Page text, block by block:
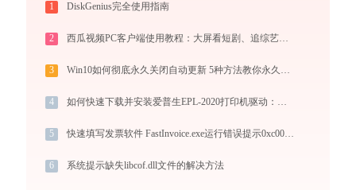
1 DiskGenius完全使用指南
2 西瓜视频PC客户端使用教程：大屏看短剧、追综艺、刷影视的高清播放指南
3 Win10如何彻底永久关闭自动更新 5种方法教你永久关闭win10自动更新
4 如何快速下载并安装爱普生EPL-2020打印机驱动：详细步骤解析
5 快速填写发票软件 FastInvoice.exe运行错误提示0xc0000006的解决办法
6 系统提示缺失libcof.dll文件的解决方法